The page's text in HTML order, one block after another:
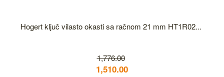
Hogert ključ vilasto okasti sa račnom 21 mm HT1R02...
1,776.00
1,510.00